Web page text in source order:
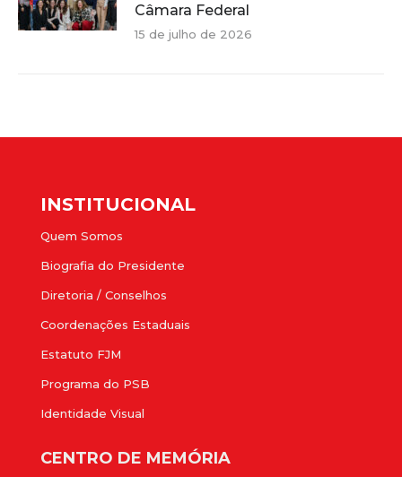
Câmara Federal
15 de julho de 2026
INSTITUCIONAL
Quem Somos
Biografia do Presidente
Diretoria / Conselhos
Coordenações Estaduais
Estatuto FJM
Programa do PSB
Identidade Visual
CENTRO DE MEMÓRIA